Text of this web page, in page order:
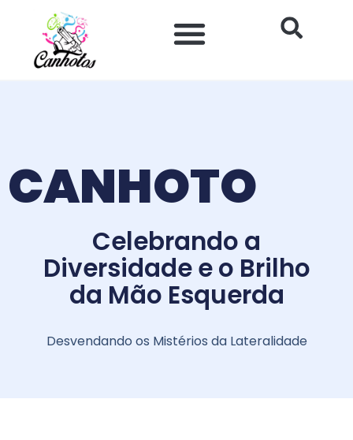
CANHOTO
Celebrando a
Diversidade e o Brilho
da Mão Esquerda
Desvendando os Mistérios da Lateralidade